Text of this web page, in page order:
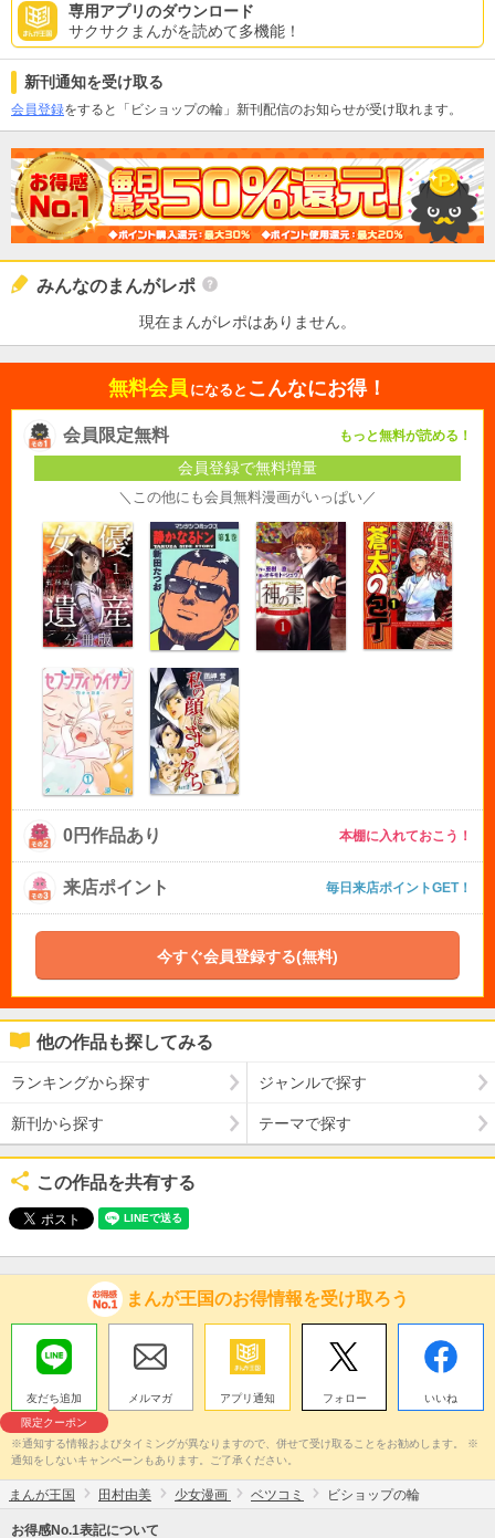
専用アプリのダウンロード
サクサクまんがを読めて多機能！
新刊通知を受け取る
会員登録をすると「ビショップの輪」新刊配信のお知らせが受け取れます。
みんなのまんがレポ
現在まんがレポはありません。
無料会員 になると こんなにお得！
会員限定無料 もっと無料が読める！
会員登録で無料増量
＼この他にも会員無料漫画がいっぱい／
0円作品あり 本棚に入れておこう！
来店ポイント 毎日来店ポイントGET！
今すぐ会員登録する(無料)
他の作品も探してみる
ランキングから探す ジャンルで探す
新刊から探す テーマで探す
この作品を共有する
まんが王国のお得情報を受け取ろう
友だち追加
限定クーポン
メルマガ アプリ通知 フォロー いいね
※通知する情報およびタイミングが異なりますので、併せて受け取ることをお勧めします。 ※
通知をしないキャンペーンもあります。ご了承ください。
まんが王国 田村由美 少女漫画 ベツコミ ビショップの輪
お得感No.1表記について